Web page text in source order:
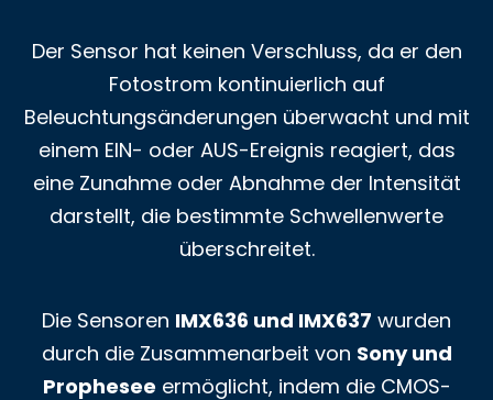
Der Sensor hat keinen Verschluss, da er den
Fotostrom kontinuierlich auf
Beleuchtungsänderungen überwacht und mit
einem EIN- oder AUS-Ereignis reagiert, das
eine Zunahme oder Abnahme der Intensität
darstellt, die bestimmte Schwellenwerte
überschreitet.
Die Sensoren IMX636 und IMX637 wurden
durch die Zusammenarbeit von Sony und
Prophesee ermöglicht, indem die CMOS-